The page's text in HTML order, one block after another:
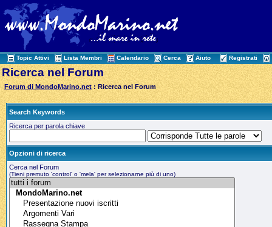
Topic Attivi Lista Membri Calendario Cerca Aiuto Registrati
Ricerca nel Forum
Forum di MondoMarino.net : Ricerca nel Forum
Search Keywords
Ricerca per parola chiave
Opzioni di ricerca
Cerca nel Forum
(Tieni premuto 'control' o 'mela' per selezionarne più di uno)